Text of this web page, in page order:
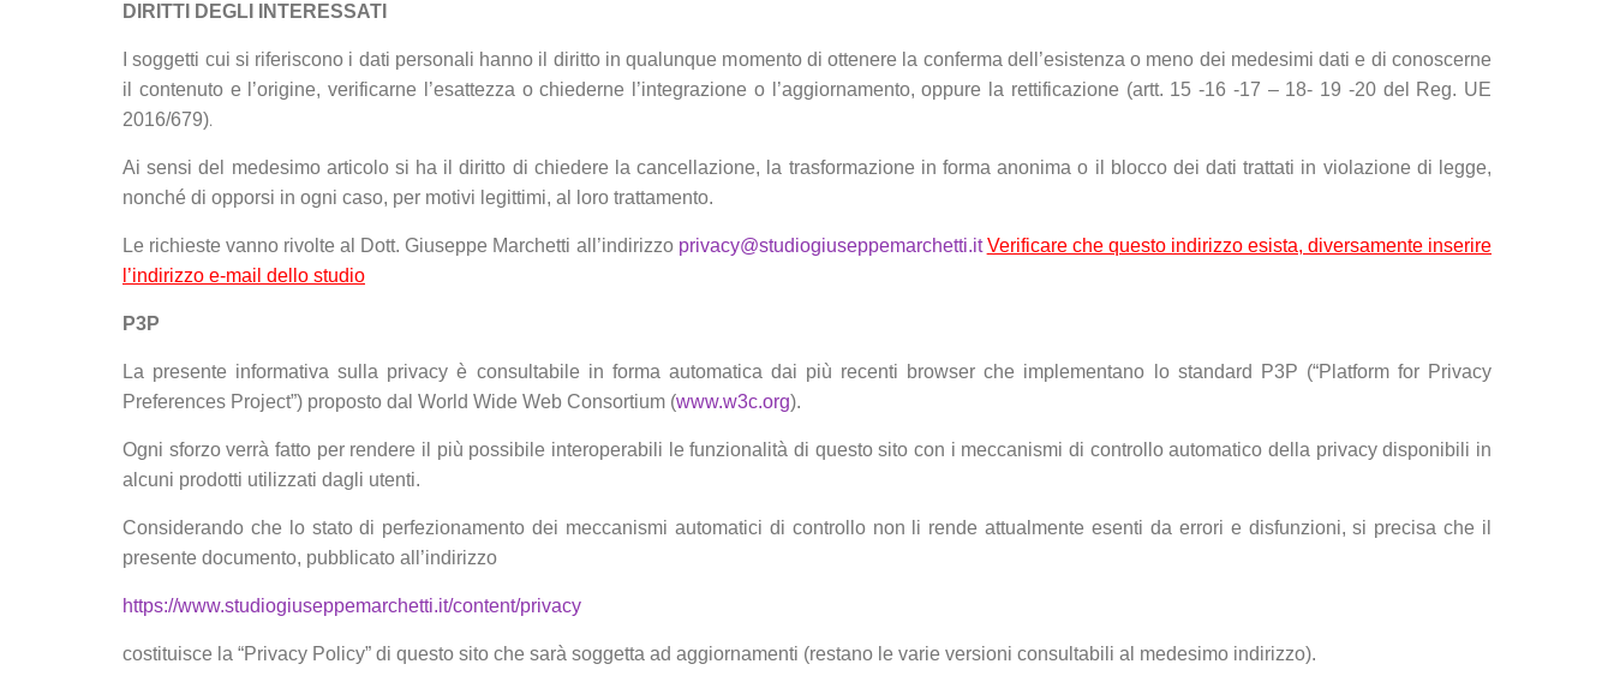
DIRITTI DEGLI INTERESSATI
I soggetti cui si riferiscono i dati personali hanno il diritto in qualunque momento di ottenere la conferma dell’esistenza o meno dei medesimi dati e di conoscerne
il contenuto e l’origine, verificarne l’esattezza o chiederne l’integrazione o l’aggiornamento, oppure la rettificazione (artt. 15 -16 -17 – 18- 19 -20 del Reg. UE
2016/679).
Ai sensi del medesimo articolo si ha il diritto di chiedere la cancellazione, la trasformazione in forma anonima o il blocco dei dati trattati in violazione di legge,
nonché di opporsi in ogni caso, per motivi legittimi, al loro trattamento.
Le richieste vanno rivolte al Dott. Giuseppe Marchetti all’indirizzo privacy@studiogiuseppemarchetti.it Verificare che questo indirizzo esista, diversamente inserire
l’indirizzo e-mail dello studio
P3P
La presente informativa sulla privacy è consultabile in forma automatica dai più recenti browser che implementano lo standard P3P (“Platform for Privacy
Preferences Project”) proposto dal World Wide Web Consortium (www.w3c.org).
Ogni sforzo verrà fatto per rendere il più possibile interoperabili le funzionalità di questo sito con i meccanismi di controllo automatico della privacy disponibili in
alcuni prodotti utilizzati dagli utenti.
Considerando che lo stato di perfezionamento dei meccanismi automatici di controllo non li rende attualmente esenti da errori e disfunzioni, si precisa che il
presente documento, pubblicato all’indirizzo
https://www.studiogiuseppemarchetti.it/content/privacy
costituisce la “Privacy Policy” di questo sito che sarà soggetta ad aggiornamenti (restano le varie versioni consultabili al medesimo indirizzo).